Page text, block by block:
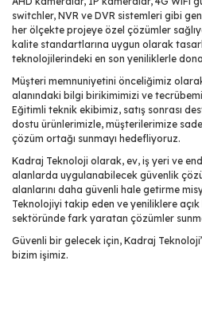
switchler, NVR ve DVR sistemleri gibi
her ölçekte projeye özel çözümler
kalite standartlarına uygun olarak
teknolojilerindeki en son yeniliklerle
Müşteri memnuniyetini önceliğimiz
alanındaki bilgi birikimimizi ve
Eğitimli teknik ekibimiz, satış sonrası
dostu ürünlerimizle, müşterilerimize
çözüm ortağı sunmayı hedefliyoruz.
Kadraj Teknoloji olarak, ev, iş yeri ve
alanlarda uygulanabilecek güvenlik
alanlarını daha güvenli hale getirme
Teknolojiyi takip eden ve yeniliklere
sektöründe fark yaratan çözümler
Güvenli bir gelecek için, Kadraj
bizim işimiz.